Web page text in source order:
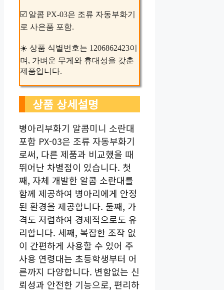
☑️ 알콤 PX-03은 조류 자동부화기
로 사은품 포함.
☀️ 상품 식별번호는 1206862423이
며, 가벼운 무게와 휴대성을 갖춘
제품입니다.
상품 상세설명
병아리부화기 알콤미니 소란대
포함 PX-03은 조류 자동부화기
로써, 다른 제품과 비교했을 때
뛰어난 차별점이 있습니다. 첫
째, 자체 개발한 알콤 소란대를
함께 제공하여 병아리에게 안정
된 환경을 제공합니다. 둘째, 가
격도 저렴하여 경제적으로도 유
리합니다. 세째, 복잡한 조작 없
이 간편하게 사용할 수 있어 주
사용 연령대는 초등학생부터 어
른까지 다양합니다. 변함없는 신
뢰성과 안전한 기능으로, 편리하